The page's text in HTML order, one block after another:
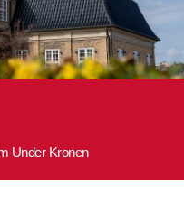
Under Kronen